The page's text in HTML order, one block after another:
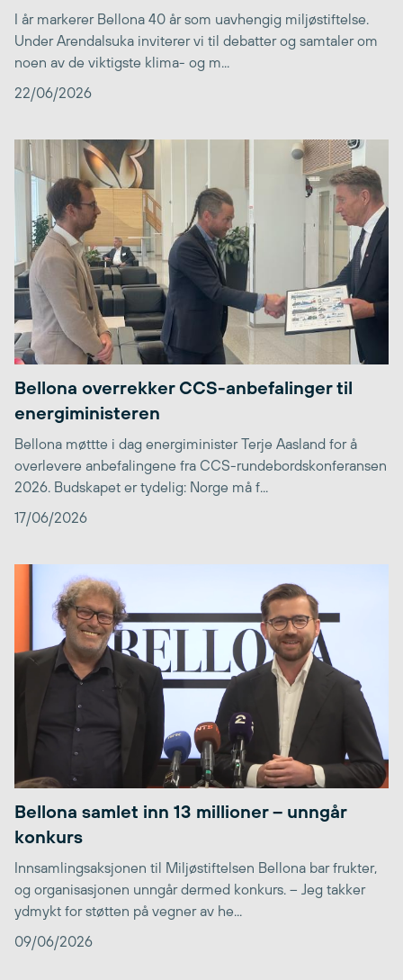
I år markerer Bellona 40 år som uavhengig miljøstiftelse.
Under Arendalsuka inviterer vi til debatter og samtaler om
noen av de viktigste klima- og m...
22/06/2026
Bellona overrekker CCS-anbefalinger til
energiministeren
Bellona møttte i dag energiminister Terje Aasland for å
overlevere anbefalingene fra CCS-rundebordskonferansen
2026. Budskapet er tydelig: Norge må f...
17/06/2026
Bellona samlet inn 13 millioner – unngår
konkurs
Innsamlingsaksjonen til Miljøstiftelsen Bellona bar frukter,
og organisasjonen unngår dermed konkurs. – Jeg takker
ydmykt for støtten på vegner av he...
09/06/2026